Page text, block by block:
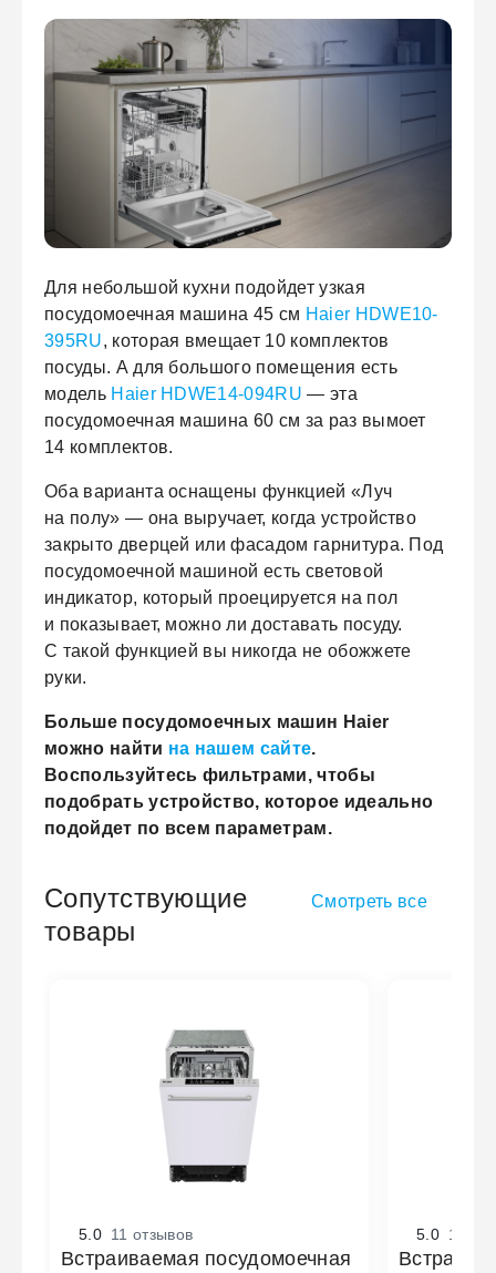
Для небольшой кухни подойдет узкая
посудомоечная машина 45 см Haier HDWE10-
395RU, которая вмещает 10 комплектов
посуды. А для большого помещения есть
модель Haier HDWE14-094RU — эта
посудомоечная машина 60 см за раз вымоет
14 комплектов.
Оба варианта оснащены функцией «Луч
на полу» — она выручает, когда устройство
закрыто дверцей или фасадом гарнитура. Под
посудомоечной машиной есть световой
индикатор, который проецируется на пол
и показывает, можно ли доставать посуду.
С такой функцией вы никогда не обожжете
руки.
Больше посудомоечных машин Haier
можно найти на нашем сайте.
Воспользуйтесь фильтрами, чтобы
подобрать устройство, которое идеально
подойдет по всем параметрам.
Сопутствующие
товары
Смотреть все
5.0 11 отзывов
Встраиваемая посудомоечная
5.0 1